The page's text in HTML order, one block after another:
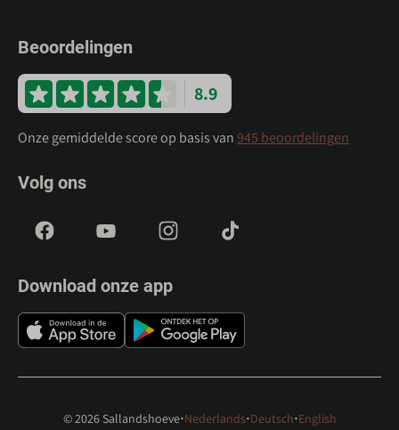
Beoordelingen
8.9
Onze gemiddelde score op basis van945 beoordelingen
Volg ons
Download onze app
© 2026 Sallandshoeve·Nederlands·Deutsch·English